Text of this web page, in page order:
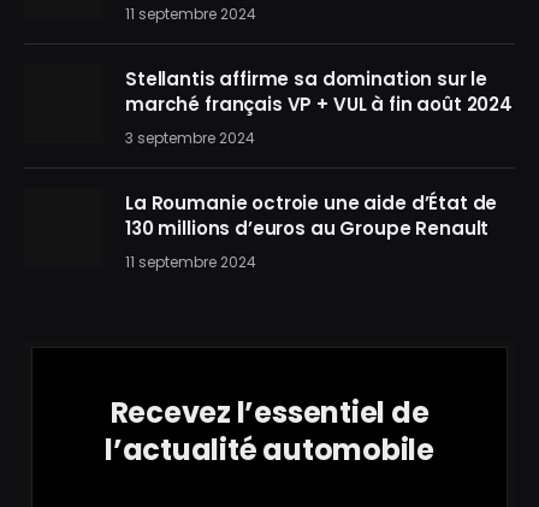
11 septembre 2024
Stellantis affirme sa domination sur le
marché français VP + VUL à fin août 2024
3 septembre 2024
La Roumanie octroie une aide d’État de
130 millions d’euros au Groupe Renault
11 septembre 2024
Recevez l’essentiel de
l’actualité automobile